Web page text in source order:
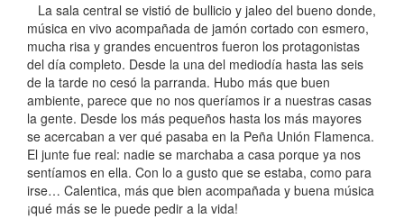
La sala central se vistió de bullicio y jaleo del bueno donde,
música en vivo acompañada de jamón cortado con esmero,
mucha risa y grandes encuentros fueron los protagonistas
del día completo. Desde la una del mediodía hasta las seis
de la tarde no cesó la parranda. Hubo más que buen
ambiente, parece que no nos queríamos ir a nuestras casas
la gente. Desde los más pequeños hasta los más mayores
se acercaban a ver qué pasaba en la Peña Unión Flamenca.
El junte fue real: nadie se marchaba a casa porque ya nos
sentíamos en ella. Con lo a gusto que se estaba, como para
irse… Calentica, más que bien acompañada y buena música
¡qué más se le puede pedir a la vida!